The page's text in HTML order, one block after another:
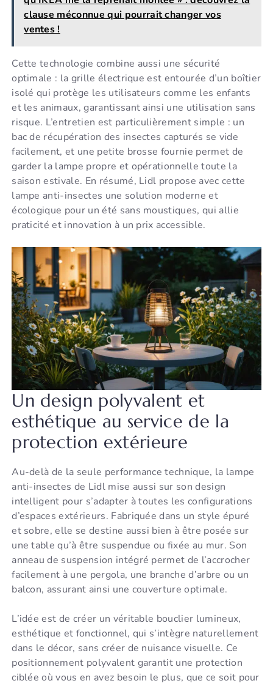
clause méconnue qui pourrait changer vos
ventes !
Cette technologie combine aussi une sécurité
optimale : la grille électrique est entourée d’un boîtier
isolé qui protège les utilisateurs comme les enfants
et les animaux, garantissant ainsi une utilisation sans
risque. L’entretien est particulièrement simple : un
bac de récupération des insectes capturés se vide
facilement, et une petite brosse fournie permet de
garder la lampe propre et opérationnelle toute la
saison estivale. En résumé, Lidl propose avec cette
lampe anti-insectes une solution moderne et
écologique pour un été sans moustiques, qui allie
praticité et innovation à un prix accessible.
Un design polyvalent et
esthétique au service de la
protection extérieure
Au-delà de la seule performance technique, la lampe
anti-insectes de Lidl mise aussi sur son design
intelligent pour s’adapter à toutes les configurations
d’espaces extérieurs. Fabriquée dans un style épuré
et sobre, elle se destine aussi bien à être posée sur
une table qu’à être suspendue ou fixée au mur. Son
anneau de suspension intégré permet de l’accrocher
facilement à une pergola, une branche d’arbre ou un
balcon, assurant ainsi une couverture optimale.
L’idée est de créer un véritable bouclier lumineux,
esthétique et fonctionnel, qui s’intègre naturellement
dans le décor, sans créer de nuisance visuelle. Ce
positionnement polyvalent garantit une protection
ciblée où vous en avez besoin le plus, que ce soit pour